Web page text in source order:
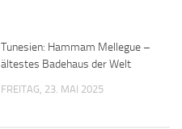
Tunesien: Hammam Mellegue –
ältestes Badehaus der Welt
FREITAG, 23. MAI 2025